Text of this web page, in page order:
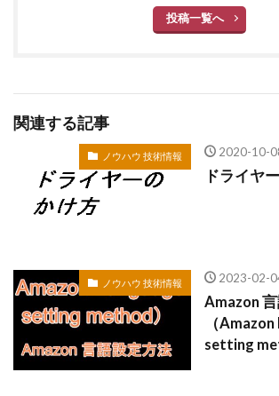
投稿一覧へ
関連する記事
ノウハウ 技術情報 2020-10-
ドライヤ
ノウハウ 技術情報 2023-02-
Amazon
（
setting